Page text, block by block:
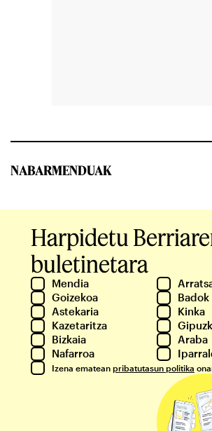
NABARMENDUAK
Harpidetu
buletinetara
Mendia
Goizekoa
Badok
Astekaria
Kinka
Kazetaritza
Bizkaia
Araba
Nafarroa
Izena ematean pribatutasun politika